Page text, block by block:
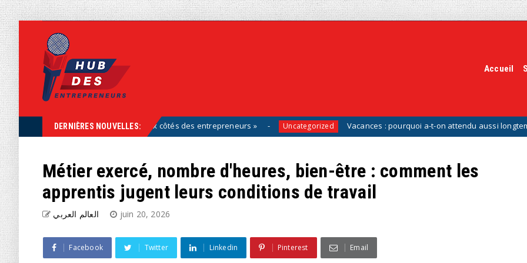
Accueil
DERNIÈRES NOUVELLES:
partie de la solution, aux côtés des entrepreneurs » Uncategorized Vacances : pourquoi a-t-on attendu aussi longtemps pour
Métier exercé, nombre d'heures, bien-être : comment les
apprentis jugent leurs conditions de travail
العالم العربي juin 20, 2026
Facebook Twitter Linkedin Pinterest Email